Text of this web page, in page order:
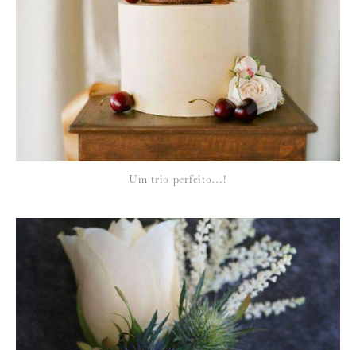
Para saber como tratamos e protegemos os seus dados, leia a nossa
Um trio perfeito…!